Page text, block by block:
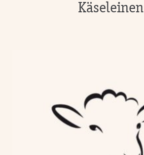
Käseleinen